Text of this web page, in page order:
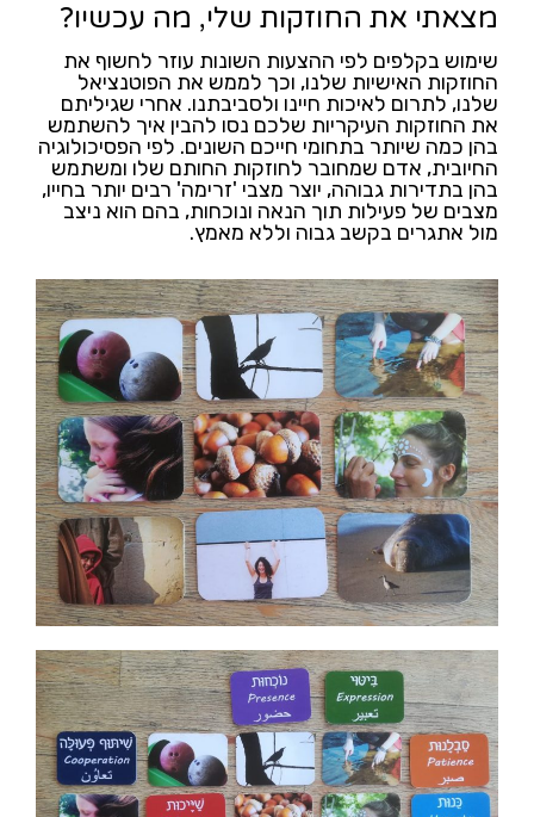
מצאתי את החוזקות שלי, מה עכשיו?
שימוש בקלפים לפי ההצעות השונות עוזר לחשוף את
החוזקות האישיות שלנו, וכך לממש את הפוטנציאל
שלנו, לתרום לאיכות חיינו ולסביבתנו. אחרי שגיליתם
את החוזקות העיקריות שלכם נסו להבין איך להשתמש
בהן כמה שיותר בתחומי חייכם השונים. לפי הפסיכולוגיה
החיובית, אדם שמחובר לחוזקות החותם שלו ומשתמש
בהן בתדירות גבוהה, יוצר מצבי 'זרימה' רבים יותר בחייו,
מצבים של פעילות תוך הנאה ונוכחות, בהם הוא ניצב
מול אתגרים בקשב גבוה וללא מאמץ.